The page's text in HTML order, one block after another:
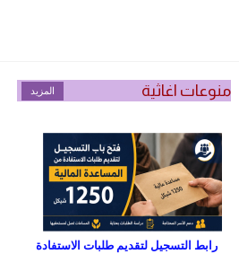
منوعات اغاثية المزيد
رابط التسجيل لتقديم طلبات الاستفادة